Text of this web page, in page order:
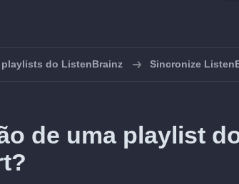
do ListenBrainz Sincronize
de uma playlist